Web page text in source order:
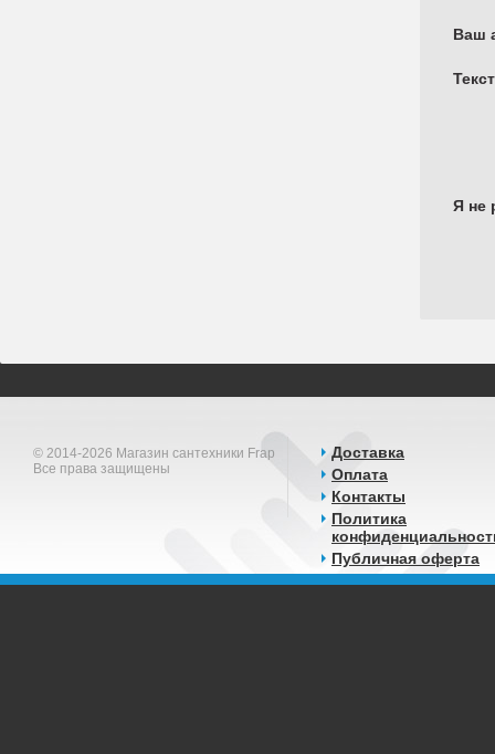
Ваш
Я не
© 2014-2026 Магазин сантехники Frap
Все права защищены
Доставка
Оплата
Контакты
Политика
Публичная оферта